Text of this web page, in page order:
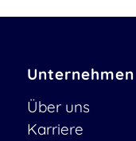
Unternehmen
Über uns
Karriere